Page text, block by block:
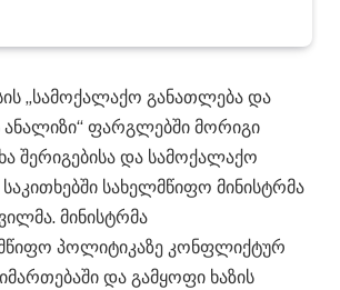
„სამოქალაქო განათლება და
ფარგლებში მორიგი
შერიგებისა და სამოქალაქო
სახელმწიფო მინისტრმა
მინისტრმა
პოლიტიკაზე კონფლიქტურ
და გამყოფი ხაზის